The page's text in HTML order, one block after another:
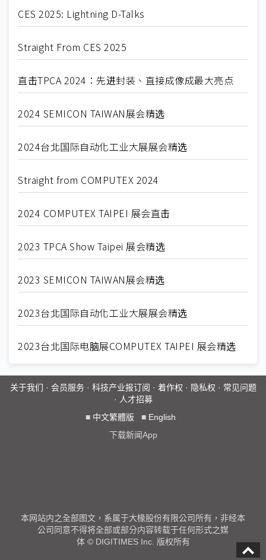
CES 2025: Lightning D-Talks
Straight From CES 2025
直击TPCA 2024：先进封装、直接成像成最大亮点
2024 SEMICON TAIWAN展会精选
2024台北国际自动化工业大展展会精选
Straight from COMPUTEX 2024
2024 COMPUTEX TAIPEI 展会直击
2023 TPCA Show Taipei 展会精选
2023 SEMICON TAIWAN展会精选
2023台北国际自动化工业大展展会精选
2023台北国际电脑展COMPUTEX TAIPEI 展会精选
关于我们 · 会员服务· 科技产业报订阅 · 着作权 · 隐私权 · 常见问题
· 人才招募
■ 中文繁體版 ■ English
下载新闻App
本网站内之全部图文，系属于大椽股份有限公司所有，非经本
公司同意不得将全部或部分内容转载于任何形式之媒
体 © DIGITIMES Inc. 版权所有